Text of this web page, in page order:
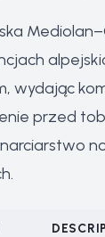
wydając
przed